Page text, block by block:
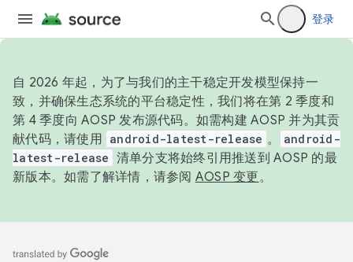
登录
自 2026 年起，为了与我们的主干稳定开发模型保持一
致，并确保生态系统的平台稳定性，我们将在第 2 季度和
第 4 季度向 AOSP 发布源代码。如需构建 AOSP 并为其贡
献代码，请使用 android-latest-release 。
android-
latest-release 清单分支将始终引用推送到 AOSP 的最
新版本。如需了解详情，请参阅 AOSP 变更。